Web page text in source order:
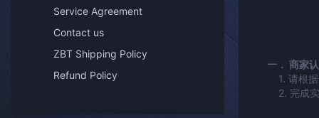
Service Agreement
Contact us
ZBT Shipping Policy
Refund Policy
一． 商家
1. 请根据
2. 完成实